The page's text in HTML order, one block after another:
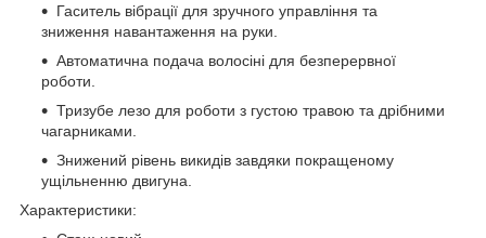
Гаситель вібрації для зручного управління та
зниження навантаження на руки.
Автоматична подача волосіні для безперервної
роботи.
Тризубе лезо для роботи з густою травою та дрібними
чагарниками.
Знижений рівень викидів завдяки покращеному
ущільненню двигуна.
Характеристики: